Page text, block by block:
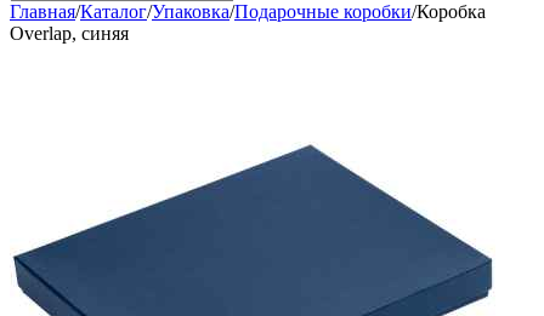
Главная/Каталог/Упаковка/Подарочные коробки/Коробка
Overlap, синяя